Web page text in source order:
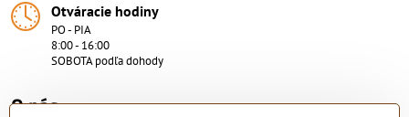
Otváracie hodiny
PO - PIA
8:00 - 16:00
SOBOTA podľa dohody
O nás.